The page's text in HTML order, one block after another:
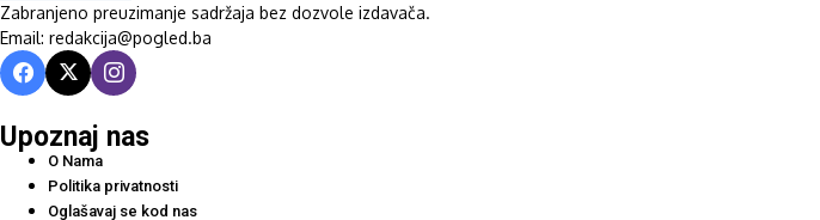
Zabranjeno preuzimanje sadržaja bez dozvole izdavača.
Email: redakcija@pogled.ba
Upoznaj nas
O Nama
Politika privatnosti
Oglašavaj se kod nas